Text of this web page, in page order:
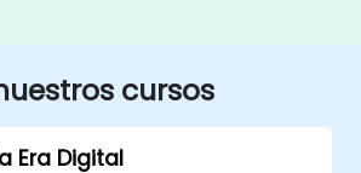
cursos
Era Digital